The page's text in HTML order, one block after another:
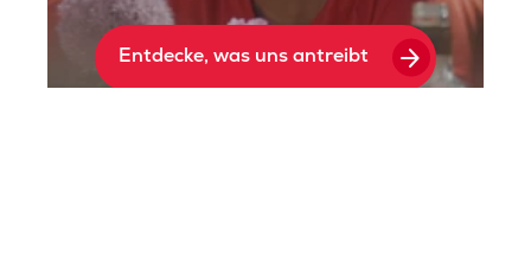
Entdecke, was uns antreibt arrow_forward